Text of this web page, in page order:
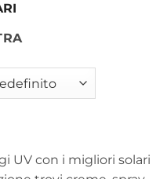
UV con i migliori solari